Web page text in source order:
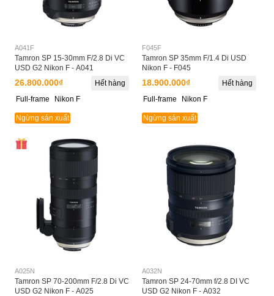
A041F
Tamron SP 15-30mm F/2.8 Di VC
USD G2 Nikon F - A041
26.800.000₫
Hết hàng
Full-frame
Nikon F
Ngừng sản xuất
F045F
Tamron SP 35mm F/1.4 Di USD
Nikon F - F045
18.900.000₫
Hết hàng
Full-frame
Nikon F
Ngừng sản xuất
A025N
Tamron SP 70-200mm F/2.8 Di VC
USD G2 Nikon F - A025
A032N
Tamron SP 24-70mm f/2.8 DI VC
USD G2 Nikon F - A032